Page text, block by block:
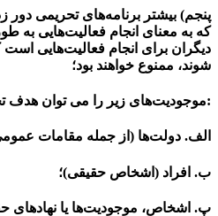
پنجم) بیشتر برنامه­‌های تحریمی دور
که به معنای انجام فعالیت­‌هایی به
دیگران برای انجام فعالیت‌­هایی است
شوند، ممنوع خواهند بود؛
:موجودیت‌های زیر را می ­توان هدف
الف. دولت‌ها (از جمله مقامات
ب. افراد (اشخاص حقیقی)؛
پ. اشخاص، موجودیت‌­ها یا نهادهای